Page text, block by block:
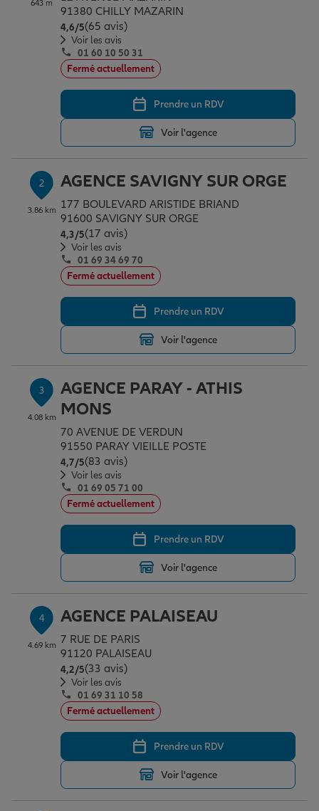
Assurance emprunteur
Prévoyance et dépendance
Assurance animal de compagnie
Protection de la famille
Protection juridique
Épargne & retraite
Plan épargne retraite
Assurance vie
Placements financiers
Investissements immobiliers
Transmission
Vos projets
Partir en vacances
Déménager
Changer de voiture
Départ à la retraite
Conseil assurance
Outre-mer
Assurance auto
Assurance habitation
Garantie des accidents de la vie
Assurance scolaire
Protection juridique
Tous nos devis d'assurance
Professionnels
Allianz en France
643 m
91380 CHILLY MAZARIN
4,6/5Note de 4.6 sur 5
(65 avis)
Voir les avis
01 60 10 50 31
Fermé actuellement
Prendre un RDV
Voir l'agence
2
3.86 km
AGENCE SAVIGNY SUR ORGE
177 BOULEVARD ARISTIDE BRIAND
91600 SAVIGNY SUR ORGE
4,3/5Note de 4.3 sur 5
(17 avis)
Voir les avis
01 69 34 69 70
Fermé actuellement
Prendre un RDV
Voir l'agence
3
4.08 km
AGENCE PARAY - ATHIS
MONS
70 AVENUE DE VERDUN
91550 PARAY VIEILLE POSTE
4,7/5Note de 4.7 sur 5
(83 avis)
Voir les avis
01 69 05 71 00
Fermé actuellement
Prendre un RDV
Voir l'agence
4
4.69 km
AGENCE PALAISEAU
7 RUE DE PARIS
91120 PALAISEAU
4,2/5Note de 4.2 sur 5
(33 avis)
Voir les avis
01 69 31 10 58
Fermé actuellement
Prendre un RDV
Voir l'agence